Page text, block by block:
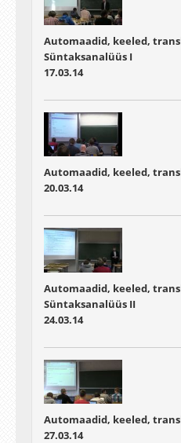
Automaadid, keeled,
Süntaksanalüüs I
17.03.14
Automaadid, keeled,
20.03.14
Automaadid, keeled,
Süntaksanalüüs II
24.03.14
Automaadid, keeled,
27.03.14